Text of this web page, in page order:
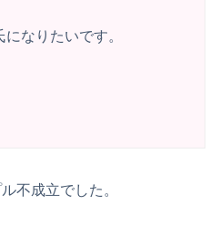
なりたいです。
不成立でした。